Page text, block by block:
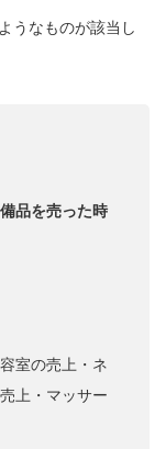
うなものが該当し
品を売った時
室の売上・ネ
上・マッサー